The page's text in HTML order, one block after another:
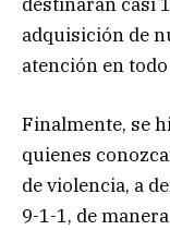
adquisición de
atención en todo
Finalmente, se
quienes
de violencia, a
9-1-1, de